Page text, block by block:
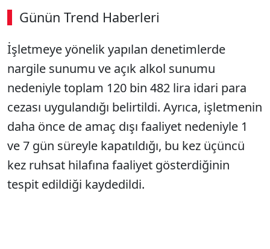
Günün Trend Haberleri
İşletmeye yönelik yapılan denetimlerde
nargile sunumu ve açık alkol sunumu
nedeniyle toplam 120 bin 482 lira idari para
cezası uygulandığı belirtildi. Ayrıca, işletmenin
daha önce de amaç dışı faaliyet nedeniyle 1
ve 7 gün süreyle kapatıldığı, bu kez üçüncü
kez ruhsat hilafına faaliyet gösterdiğinin
tespit edildiği kaydedildi.